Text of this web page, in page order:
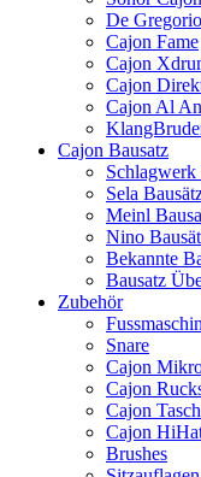
De
Cajon Fame
Cajon
Cajon
Cajon Al
Cajon Bausatz
Schlagwerk
Sela
Meinl
Nino
Bekannte
Bausatz
Zubehör
Snare
Cajon
Cajon
Cajon
Cajon
Brushes